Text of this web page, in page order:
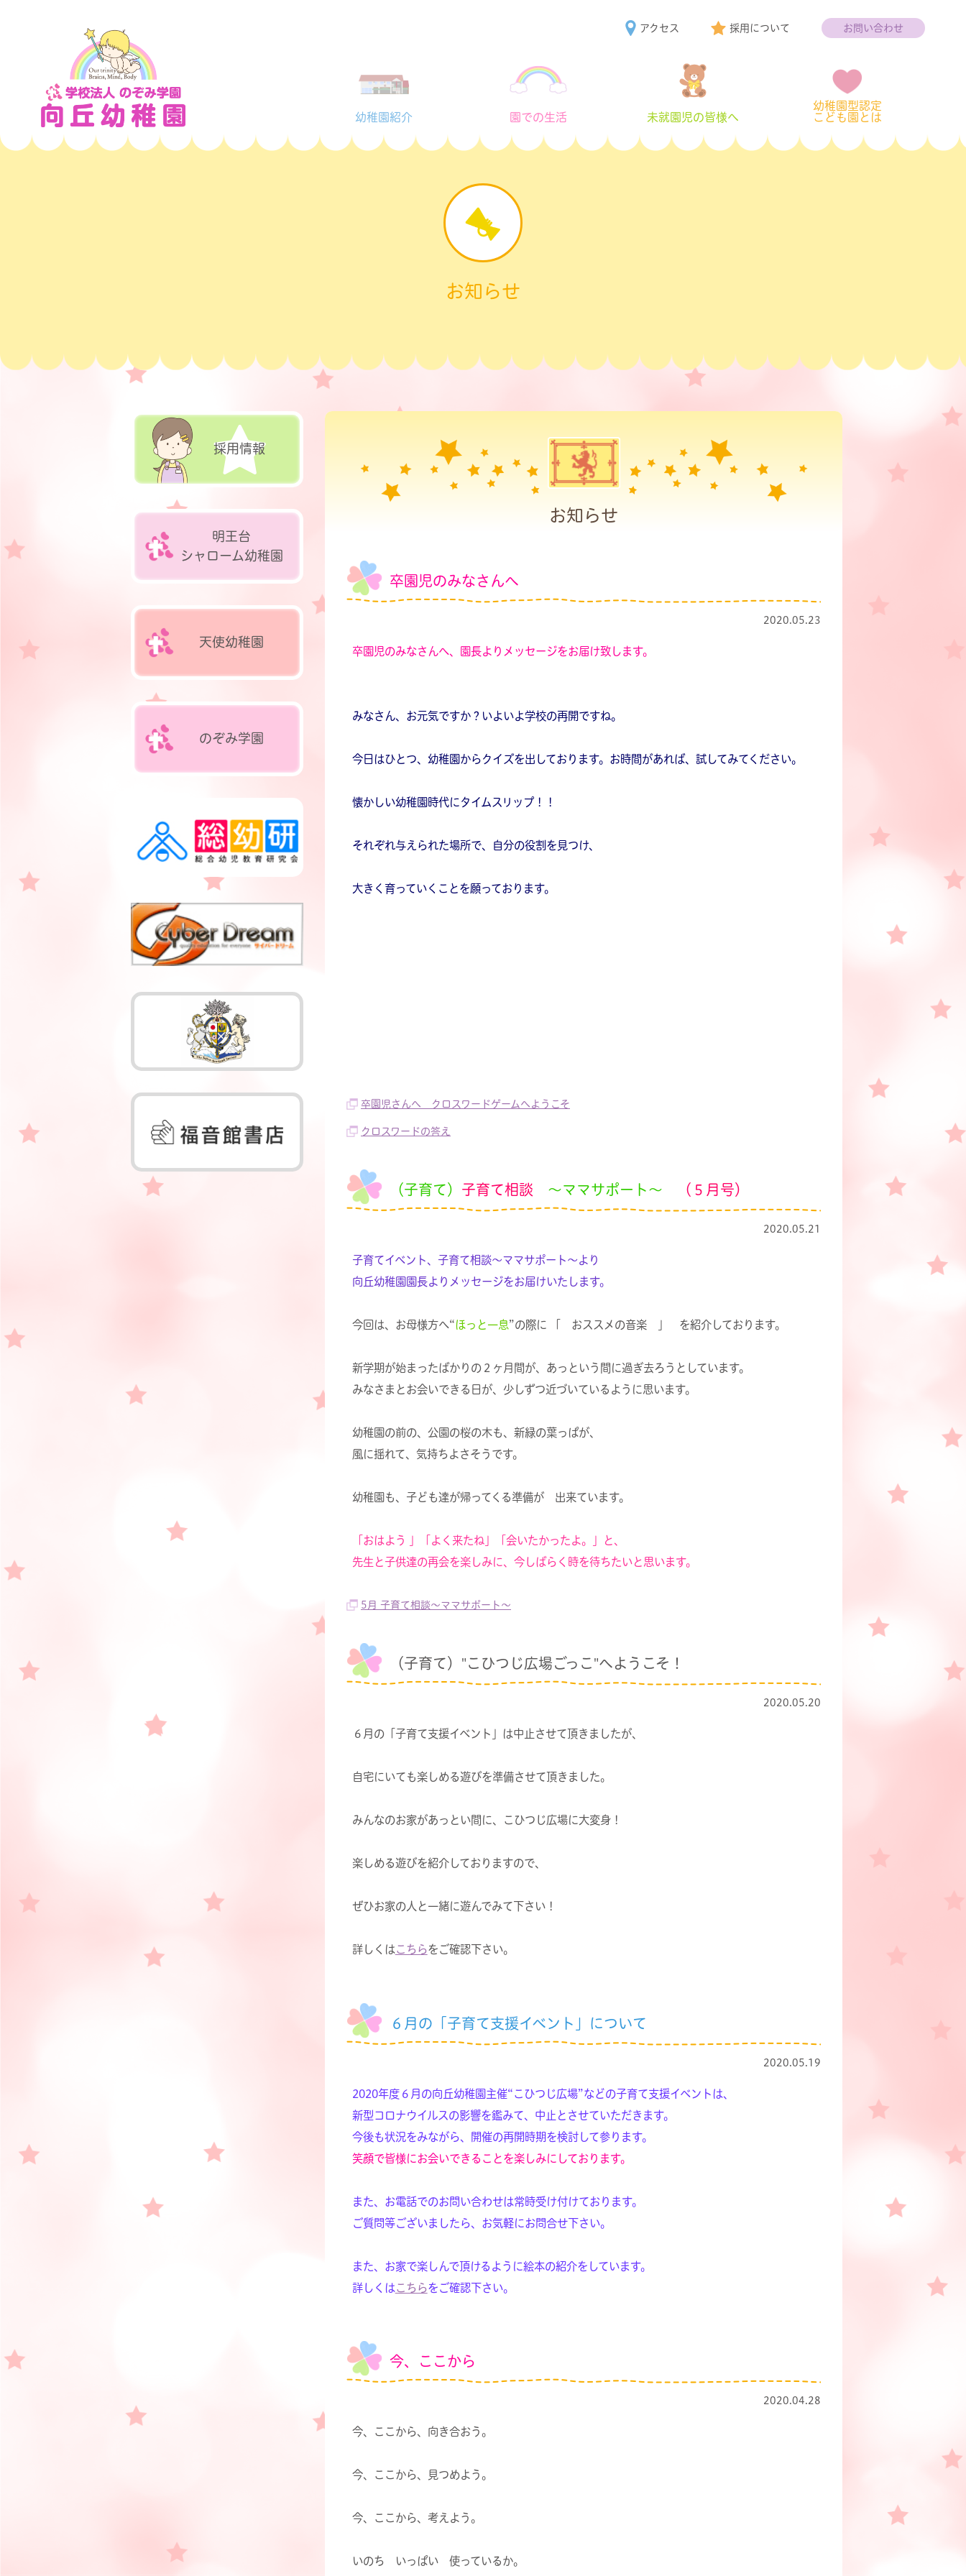
アクセス 採用について お問い合わせ
幼稚園紹介 園での生活 未就園児の皆様へ
幼稚園型認定
こども園とは
お知らせ
採用情報
明王台
シャローム幼稚園
天使幼稚園
のぞみ学園
お知らせ
卒園児のみなさんへ
2020.05.23
卒園児のみなさんへ、園長よりメッセージをお届け致します。
みなさん、お元気ですか？いよいよ学校の再開ですね。
今日はひとつ、幼稚園からクイズを出しております。お時間があれば、試してみてください。
懐かしい幼稚園時代にタイムスリップ！！
それぞれ与えられた場所で、自分の役割を見つけ、
大きく育っていくことを願っております。
卒園児さんへ クロスワードゲームへようこそ
クロスワードの答え
（子育て） 子育て相談 ～ママサポート～ （５月号）
2020.05.21
子育てイベント、子育て相談～ママサポート～より
向丘幼稚園園長よりメッセージをお届けいたします。
今回は、お母様方へ“ほっと一息”の際に 「 おススメの音楽 」 を紹介しております。
新学期が始まったばかりの２ヶ月間が、あっという間に過ぎ去ろうとしています。
みなさまとお会いできる日が、少しずつ近づいているように思います。
幼稚園の前の、公園の桜の木も、新緑の葉っぱが、
風に揺れて、気持ちよさそうです。
幼稚園も、子ども達が帰ってくる準備が 出来ています。
「おはよう 」「よく来たね」「会いたかったよ。」と、
先生と子供達の再会を楽しみに、今しばらく時を待ちたいと思います。
5月 子育て相談〜ママサポート〜
（子育て）"こひつじ広場ごっこ"へようこそ！
2020.05.20
６月の「子育て支援イベント」は中止させて頂きましたが、
自宅にいても楽しめる遊びを準備させて頂きました。
みんなのお家があっとい間に、こひつじ広場に大変身！
楽しめる遊びを紹介しておりますので、
ぜひお家の人と一緒に遊んでみて下さい！
詳しくはこちらをご確認下さい。
６月の「子育て支援イベント」について
2020.05.19
2020年度６月の向丘幼稚園主催“こひつじ広場”などの子育て支援イベントは、
新型コロナウイルスの影響を鑑みて、中止とさせていただきます。
今後も状況をみながら、開催の再開時期を検討して参ります。
笑顔で皆様にお会いできることを楽しみにしております。
また、お電話でのお問い合わせは常時受け付けております。
ご質問等ございましたら、お気軽にお問合せ下さい。
また、お家で楽しんで頂けるように絵本の紹介をしています。
詳しくはこちらをご確認下さい。
今、ここから
2020.04.28
今、ここから、向き合おう。
今、ここから、見つめよう。
今、ここから、考えよう。
いのち いっぱい 使っているか。